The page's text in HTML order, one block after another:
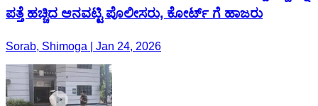
ಪತ್ತೆ ಹಚ್ಚಿದ ಆನವಟ್ಟಿ ಪೊಲೀಸರು, ಕೋರ್ಟ್ ಗೆ ಹಾಜರು
Sorab, Shimoga | Jan 24, 2026